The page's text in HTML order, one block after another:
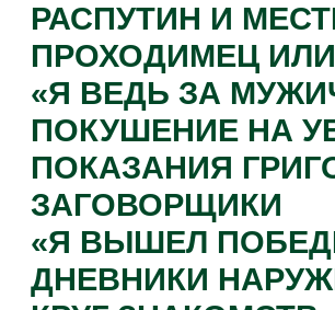
РАСПУТИН И
ПРОХОДИМЕЦ
«Я ВЕДЬ ЗА
ПОКУШЕНИЕ НА
ПОКАЗАНИЯ
ЗАГОВОРЩИКИ
«Я ВЫШЕЛ
ДНЕВНИКИ